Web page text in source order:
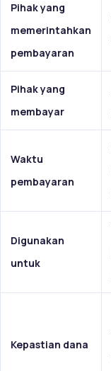
Pihak yang
memerintahkan
pembayaran
Pihak yang
membayar
Waktu
pembayaran
Digunakan
untuk
Kepastian dana